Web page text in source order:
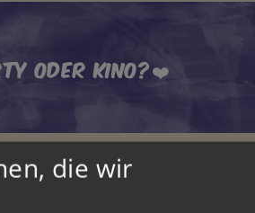
oder Kino?❤️
die wir